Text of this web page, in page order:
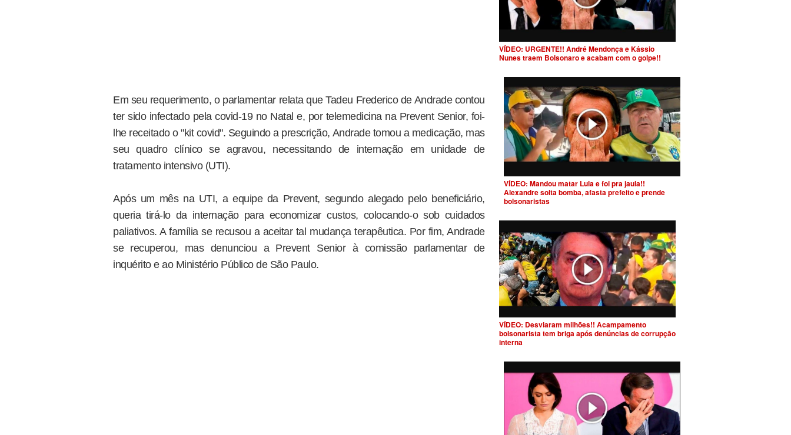
Em seu requerimento, o parlamentar relata que Tadeu Frederico de Andrade contou
ter sido infectado pela covid-19 no Natal e, por telemedicina na Prevent Senior, foi-
lhe receitado o "kit covid". Seguindo a prescrição, Andrade tomou a medicação, mas
seu quadro clínico se agravou, necessitando de internação em unidade de
tratamento intensivo (UTI).
Após um mês na UTI, a equipe da Prevent, segundo alegado pelo beneficiário,
queria tirá-lo da internação para economizar custos, colocando-o sob cuidados
paliativos. A família se recusou a aceitar tal mudança terapêutica. Por fim, Andrade
se recuperou, mas denunciou a Prevent Senior à comissão parlamentar de
inquérito e ao Ministério Público de São Paulo.
VÍDEO: URGENTE!! André Mendonça e Kássio
Nunes traem Bolsonaro e acabam com o golpe!!
VÍDEO: Mandou matar Lula e foi pra jaula!!
Alexandre solta bomba, afasta prefeito e prende
bolsonaristas
VÍDEO: Desviaram milhões!! Acampamento
bolsonarista tem briga após denúncias de corrupção
interna